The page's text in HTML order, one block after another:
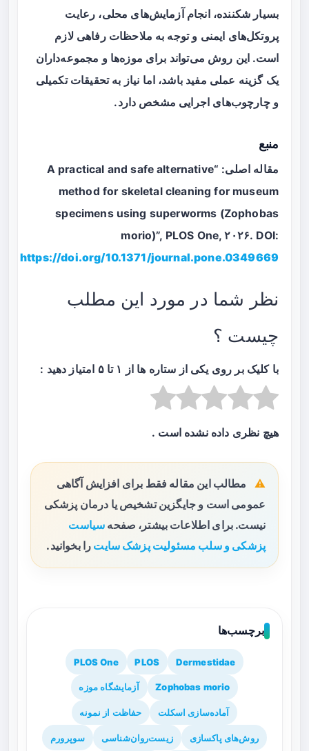
بسیار شکننده، انجام آزمایش‌های محلی، رعایت
پروتکل‌های ایمنی و توجه به ملاحظات رفاهی لازم
است. این روش می‌تواند برای موزه‌ها و مجموعه‌داران
یک گزینه عملی مفید باشد، اما نیاز به تحقیقات تکمیلی
و چارچوب‌های اجرایی مشخص دارد.
منبع
مقاله اصلی: “A practical and safe alternative
method for skeletal cleaning for museum
specimens using superworms (Zophobas
morio)”, PLOS One, ۲۰۲۶. DOI:
https://doi.org/10.1371/journal.pone.0349669
نظر شما در مورد این مطلب
چیست ؟
با کلیک بر روی یکی از ستاره ها از ۱ تا ۵ امتیاز دهید :
هیچ نظری داده نشده است .
مطالب این مقاله فقط برای افزایش آگاهی
عمومی است و جایگزین تشخیص یا درمان پزشکی
نیست. برای اطلاعات بیشتر، صفحه سیاست
پزشکی و سلب مسئولیت پزشک سایت را بخوانید.
برچسب‌ها
Dermestidae
PLOS
PLOS One
Zophobas morio آزمایشگاه موزه
آماده‌سازی اسکلت حفاظت از نمونه
روش‌های پاکسازی زیست‌روان‌شناسی سوپرورم